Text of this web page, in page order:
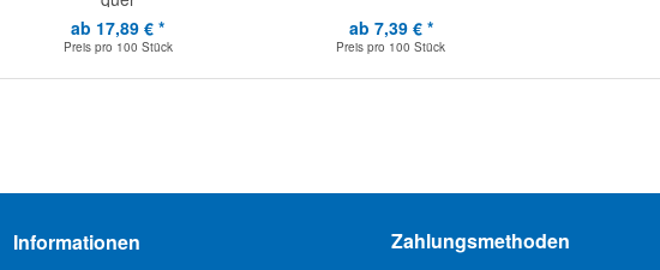
ab 17,89 € *
Preis pro 100 Stück
ab 7,39 € *
Preis pro 100 Stück
Informationen Zahlungsmethoden